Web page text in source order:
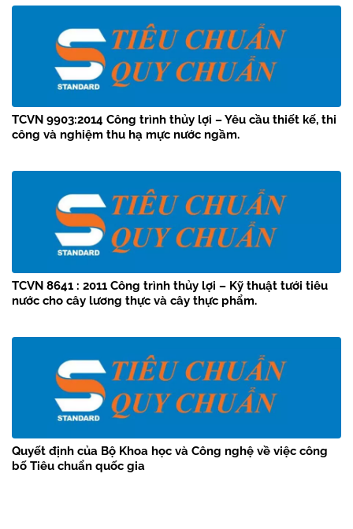
TCVN 9903:2014 Công trình thủy lợi – Yêu cầu thiết kế, thi
công và nghiệm thu hạ mực nước ngầm.
TCVN 8641 : 2011 Công trình thủy lợi – Kỹ thuật tưới tiêu
nước cho cây lương thực và cây thực phẩm.
Quyết định của Bộ Khoa học và Công nghệ về việc công
bố Tiêu chuẩn quốc gia